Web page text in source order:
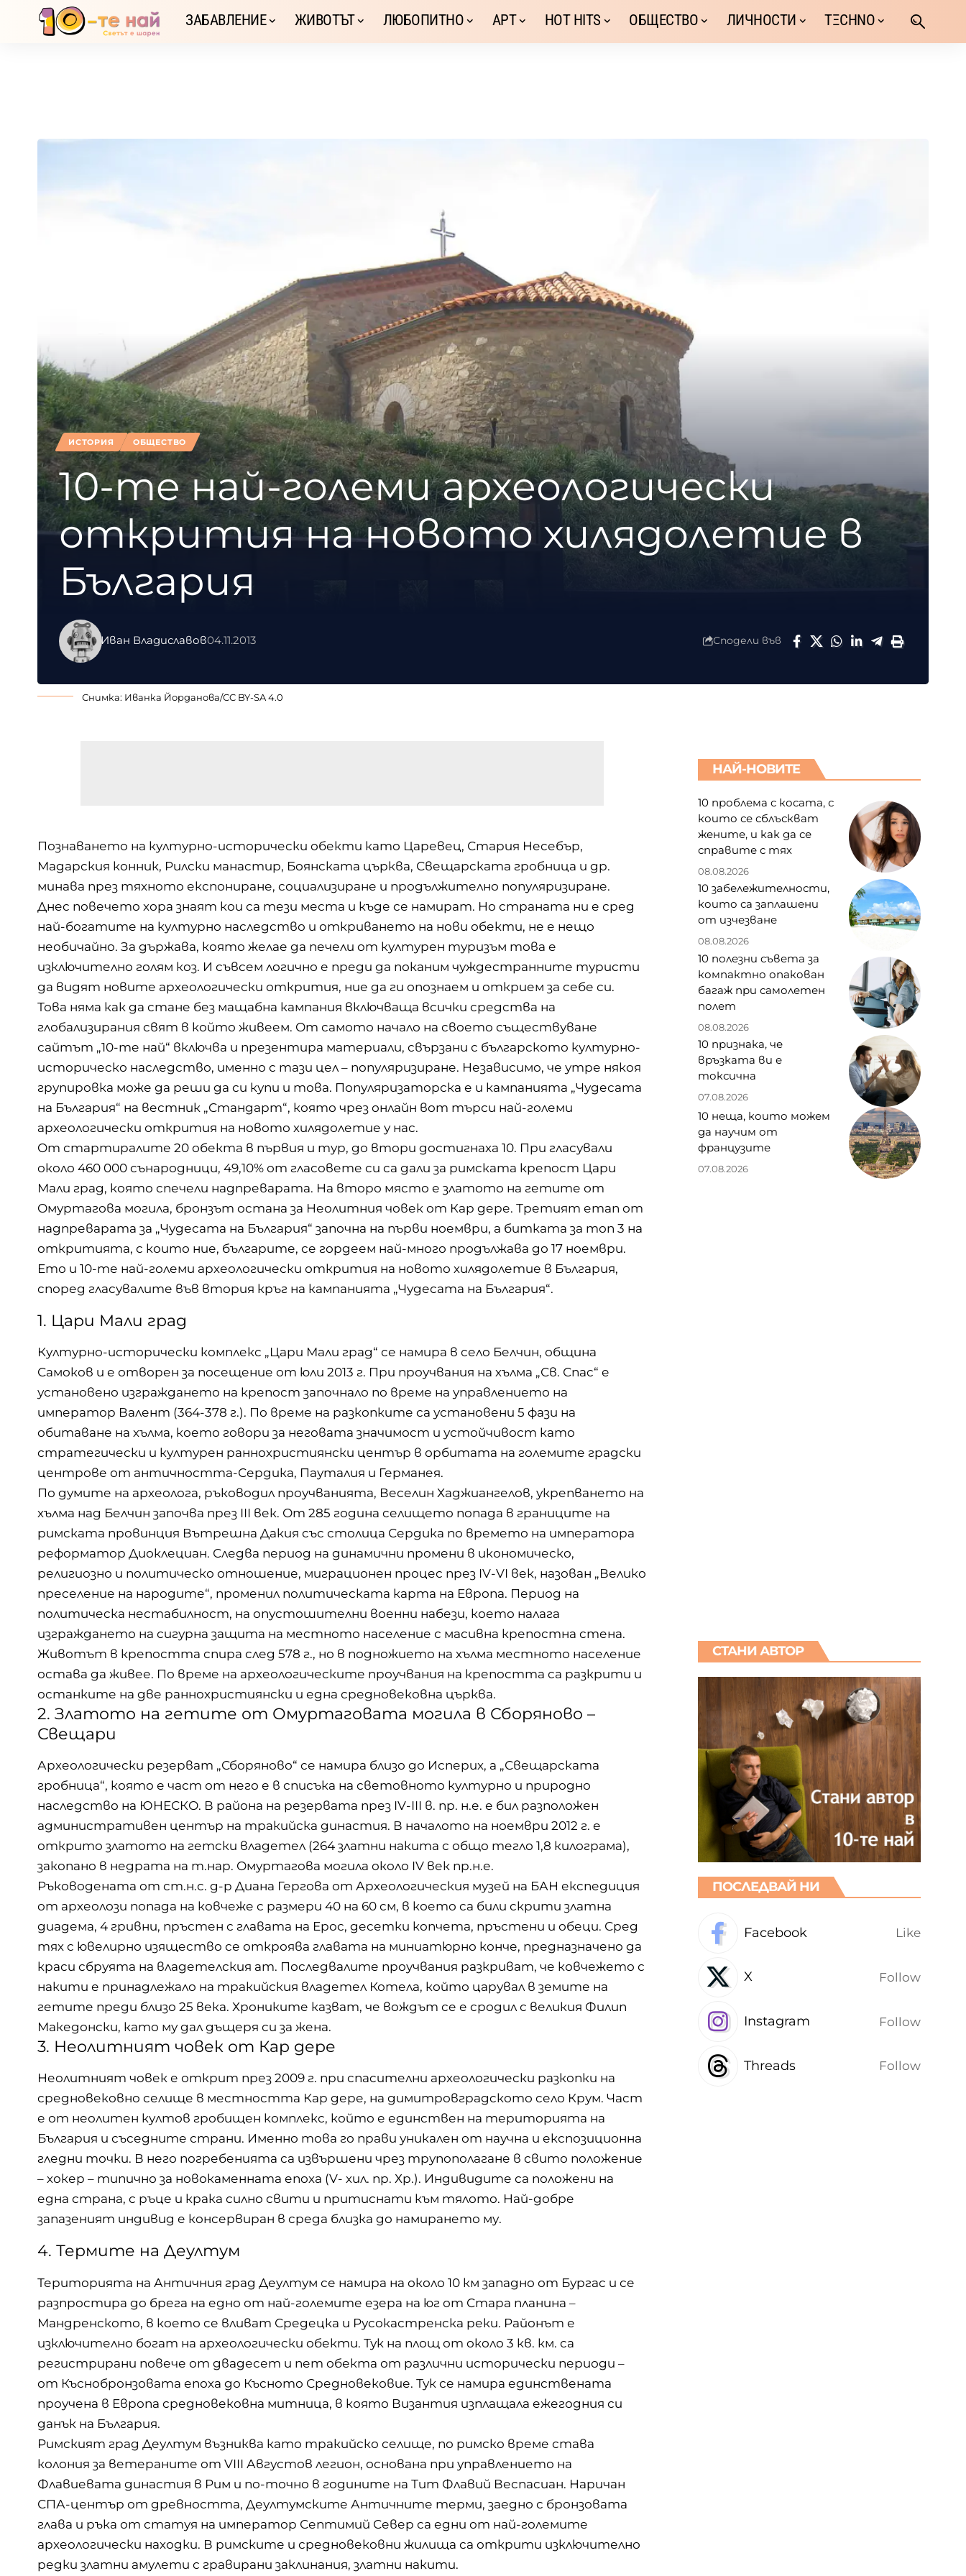
ЗАБАВЛЕНИЕ ЖИВОТЪТ ЛЮБОПИТНО АРТ HOT HITS ОБЩЕСТВО ЛИЧНОСТИ TΞCHNO
ИСТОРИЯ ОБЩЕСТВО
10-те най-големи археологически
открития на новото хилядолетие в
България
Иван Владиславов04.11.2013 Сподели във
Снимка: Иванка Йорданова/CC BY-SA 4.0
Познаването на културно-исторически обекти като Царевец, Стария Несебър,
Мадарския конник, Рилски манастир, Боянската църква, Свещарската гробница и др.
минава през тяхното експониране, социализиране и продължително популяризиране.
Днес повечето хора знаят кои са тези места и къде се намират. Но страната ни е сред
най-богатите на културно наследство и откриването на нови обекти, не е нещо
необичайно. За държава, която желае да печели от културен туризъм това е
изключително голям коз. И съвсем логично е преди да поканим чуждестранните туристи
да видят новите археологически открития, ние да ги опознаем и открием за себе си.
Това няма как да стане без мащабна кампания включваща всички средства на
глобализирания свят в който живеем. От самото начало на своето съществуване
сайтът „10-те най“ включва и презентира материали, свързани с българското културно-
историческо наследство, именно с тази цел – популяризиране. Независимо, че утре някоя
групировка може да реши да си купи и това. Популяризаторска е и кампанията „Чудесата
на България“ на вестник „Стандарт“, която чрез онлайн вот търси най-големи
археологически открития на новото хилядолетие у нас.
От стартиралите 20 обекта в първия и тур, до втори достигнаха 10. При гласували
около 460 000 сънародници, 49,10% от гласовете си са дали за римската крепост Цари
Мали град, която спечели надпреварата. На второ място е златото на гетите от
Омуртагова могила, бронзът остана за Неолитния човек от Кар дере. Третият етап от
надпреварата за „Чудесата на България“ започна на първи ноември, а битката за топ 3 на
откритията, с които ние, българите, се гордеем най-много продължава до 17 ноември.
Ето и 10-те най-големи археологически открития на новото хилядолетие в България,
според гласувалите във втория кръг на кампанията „Чудесата на България“.
1. Цари Мали град
Културно-исторически комплекс „Цари Мали град“ се намира в село Белчин, община
Самоков и е отворен за посещение от юли 2013 г. При проучвания на хълма „Св. Спас“ е
установено изграждането на крепост започнало по време на управлението на
император Валент (364-378 г.). По време на разкопките са установени 5 фази на
обитаване на хълма, което говори за неговата значимост и устойчивост като
стратегически и културен раннохристиянски център в орбитата на големите градски
центрове от античността-Сердика, Пауталия и Германея.
По думите на археолога, ръководил проучванията, Веселин Хаджиангелов, укрепването на
хълма над Белчин започва през III век. От 285 година селището попада в границите на
римската провинция Вътрешна Дакия със столица Сердика по времето на императора
реформатор Диоклециан. Следва период на динамични промени в икономическо,
религиозно и политическо отношение, миграционен процес през IV-VI век, назован „Велико
преселение на народите“, променил политическата карта на Европа. Период на
политическа нестабилност, на опустошителни военни набези, което налага
изграждането на сигурна защита на местното население с масивна крепостна стена.
Животът в крепостта спира след 578 г., но в подножието на хълма местното население
остава да живее. По време на археологическите проучвания на крепостта са разкрити и
останките на две раннохристиянски и една средновековна църква.
2. Златото на гетите от Омуртаговата могила в Сборяново –
Свещари
Археологически резерват „Сборяново“ се намира близо до Исперих, а „Свещарската
гробница“, която е част от него е в списъка на световното културно и природно
наследство на ЮНЕСКО. В района на резервата през IV-III в. пр. н.е. е бил разположен
административен център на тракийска династия. В началото на ноември 2012 г. е
открито златото на гетски владетел (264 златни накита с общо тегло 1,8 килограма),
закопано в недрата на т.нар. Омуртагова могила около IV век пр.н.е.
Ръководената от ст.н.с. д-р Диана Гергова от Археологическия музей на БАН експедиция
от археолози попада на ковчеже с размери 40 на 60 см, в което са били скрити златна
диадема, 4 гривни, пръстен с главата на Ерос, десетки копчета, пръстени и обеци. Сред
тях с ювелирно изящество се откроява главата на миниатюрно конче, предназначено да
краси сбруята на владетелския ат. Последвалите проучвания разкриват, че ковчежето с
накити е принадлежало на тракийския владетел Котела, който царувал в земите на
гетите преди близо 25 века. Хрониките казват, че вождът се е сродил с великия Филип
Македонски, като му дал дъщеря си за жена.
3. Неолитният човек от Кар дере
Неолитният човек е открит през 2009 г. при спасителни археологически разкопки на
средновековно селище в местността Кар дере, на димитровградското село Крум. Част
е от неолитен култов гробищен комплекс, който е единствен на територията на
България и съседните страни. Именно това го прави уникален от научна и експозиционна
гледни точки. В него погребенията са извършени чрез трупополагане в свито положение
– хокер – типично за новокаменната епоха (V- хил. пр. Хр.). Индивидите са положени на
една страна, с ръце и крака силно свити и притиснати към тялото. Най-добре
запазеният индивид е консервиран в среда близка до намирането му.
4. Термите на Деултум
Територията на Античния град Деултум се намира на около 10 км западно от Бургас и се
разпростира до брега на едно от най-големите езера на юг от Стара планина –
Мандренското, в което се вливат Средецка и Русокастренска реки. Районът е
изключително богат на археологически обекти. Тук на площ от около 3 кв. км. са
регистрирани повече от двадесет и пет обекта от различни исторически периоди –
от Къснобронзовата епоха до Късното Средновековие. Тук се намира единствената
проучена в Европа средновековна митница, в която Византия изплащала ежегодния си
данък на България.
Римският град Деултум възниква като тракийско селище, по римско време става
колония за ветераните от VIII Августов легион, основана при управлението на
Флавиевата династия в Рим и по-точно в годините на Тит Флавий Веспасиан. Наричан
СПА-център от древността, Деултумските Античните терми, заедно с бронзовата
глава и ръка от статуя на император Септимий Север са едни от най-големите
археологически находки. В римските и средновековни жилища са открити изключително
редки златни амулети с гравирани заклинания, златни накити.
НАЙ-НОВИТЕ
10 проблема с косата, с
които се сблъскват
жените, и как да се
справите с тях
08.08.2026
10 забележителности,
които са заплашени
от изчезване
08.08.2026
10 полезни съвета за
компактно опакован
багаж при самолетен
полет
08.08.2026
10 признака, че
връзката ви е
токсична
07.08.2026
10 неща, които можем
да научим от
французите
07.08.2026
СТАНИ АВТОР
ПОСЛЕДВАЙ НИ
Facebook Like
X Follow
Instagram Follow
Threads Follow